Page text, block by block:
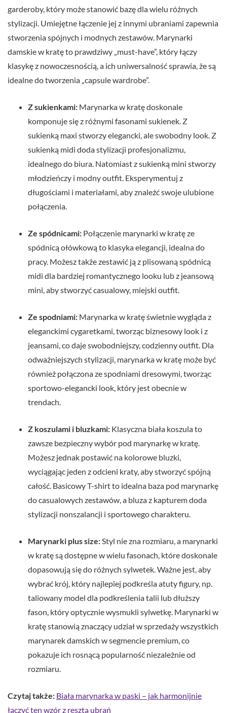
garderoby, który może stanowić bazę dla wielu różnych
stylizacji. Umiejętne łączenie jej z innymi ubraniami zapewnia
stworzenia spójnych i modnych zestawów. Marynarki
damskie w kratę to prawdziwy „must-have”, który łączy
klasykę z nowoczesnością, a ich uniwersalność sprawia, że są
idealne do tworzenia „capsule wardrobe”.
Z sukienkami: Marynarka w kratę doskonale
komponuje się z różnymi fasonami sukienek. Z
sukienką maxi stworzy elegancki, ale swobodny look. Z
sukienką midi doda stylizacji profesjonalizmu,
idealnego do biura. Natomiast z sukienką mini stworzy
młodzieńczy i modny outfit. Eksperymentuj z
długościami i materiałami, aby znaleźć swoje ulubione
połączenia.
Ze spódnicami: Połączenie marynarki w kratę ze
spódnicą ołówkową to klasyka elegancji, idealna do
pracy. Możesz także zestawić ją z plisowaną spódnicą
midi dla bardziej romantycznego looku lub z jeansową
mini, aby stworzyć casualowy, miejski outfit.
Ze spodniami: Marynarka w kratę świetnie wygląda z
eleganckimi cygaretkami, tworząc biznesowy look i z
jeansami, co daje swobodniejszy, codzienny outfit. Dla
odważniejszych stylizacji, marynarka w kratę może być
również połączona ze spodniami dresowymi, tworząc
sportowo-elegancki look, który jest obecnie w
trendach.
Z koszulami i bluzkami: Klasyczna biała koszula to
zawsze bezpieczny wybór pod marynarkę w kratę.
Możesz jednak postawić na kolorowe bluzki,
wyciągając jeden z odcieni kraty, aby stworzyć spójną
całość. Basicowy T-shirt to idealna baza pod marynarkę
do casualowych zestawów, a bluza z kapturem doda
stylizacji nonszalancji i sportowego charakteru.
Marynarki plus size: Styl nie zna rozmiaru, a marynarki
w kratę są dostępne w wielu fasonach, które doskonale
dopasowują się do różnych sylwetek. Ważne jest, aby
wybrać krój, który najlepiej podkreśla atuty figury, np.
taliowany model dla podkreślenia talii lub dłuższy
fason, który optycznie wysmukli sylwetkę. Marynarki w
kratę stanowią znaczący udział w sprzedaży wszystkich
marynarek damskich w segmencie premium, co
pokazuje ich rosnącą popularność niezależnie od
rozmiaru.
Czytaj także: Biała marynarka w paski – jak harmonijnie
łączyć ten wzór z resztą ubrań